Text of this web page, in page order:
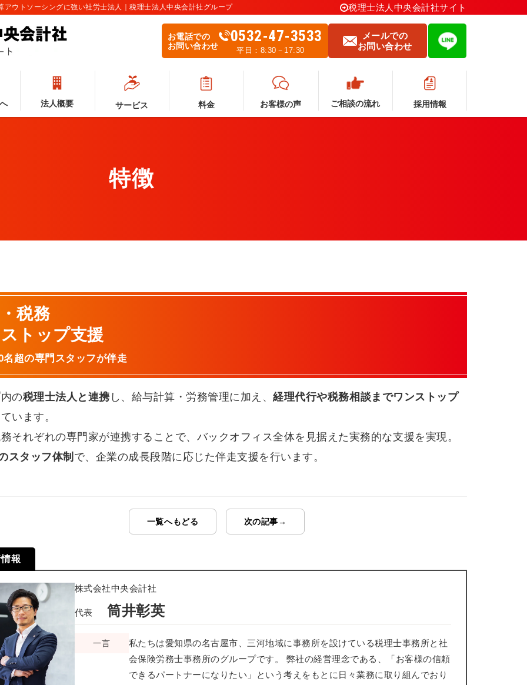
ウトソーシングに強い社労士法人｜税理士法人中央会計社グループ 税理士法人中央会計社サイト
お電話での
お問い合わせ
0532-47-3533
平日：8:30－17:30
メールでの
お問い合わせ
法人概要 サービス 料金 お客様の声 ご相談の流れ 採用情報
特徴
税務
トップ支援
名超の専門スタッフが伴走
の税理士法人と連携 し、給与計算・労務管理に加え、経理代行や税務相談までワンストップ
います。
それぞれの専門家が連携することで、バックオフィス全体を見据えた実務的な支援を実現。
スタッフ体制 で、企業の成長段階に応じた伴走支援を行います。
一覧へもどる 次の記事→
報
株式会社中央会計社
代表 筒井彰英
一言
私たちは愛知県の名古屋市、三河地域に事務所を設けている税理士事務所と社
会保険労務士事務所のグループです。 弊社の経営理念である、「お客様の信頼
できるパートナーになりたい」という考えをもとに日々業務に取り組んでおり